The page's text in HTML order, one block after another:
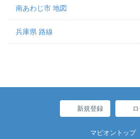
南あわじ市 地図
兵庫県 路線
新規登録
マピオントップ